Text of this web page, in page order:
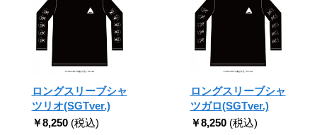
ロングスリーブシャ
ツリオ(SGTver.)
￥8,250 (税込)
ロングスリーブシャ
ツガロ(SGTver.)
￥8,250 (税込)